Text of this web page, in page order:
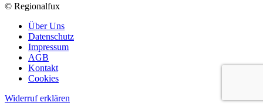
© Regionalfux
Über Uns
Datenschutz
Impressum
AGB
Kontakt
Cookies
Widerruf erklären